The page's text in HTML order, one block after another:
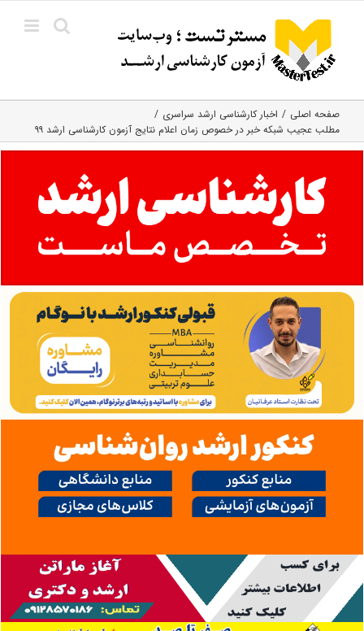
content
صفحه اصلی
اخبار کارشناسی ارشد سراسری
مطلب عجیب شبکه خبر در خصوص زمان اعلام نتایج آزمون کارشناسی ارشد ۹۹